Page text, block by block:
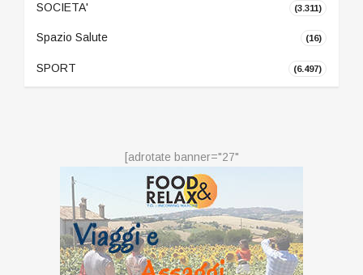
SOCIETA' (3.311)
Spazio Salute (16)
SPORT (6.497)
[adrotate banner="27"